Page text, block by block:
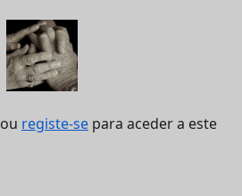
ou registe-se para aceder a este